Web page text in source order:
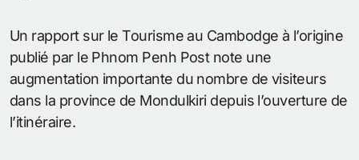
Un rapport sur le Tourisme au Cambodge à l’origine
publié par le Phnom Penh Post note une
augmentation importante du nombre de visiteurs
dans la province de Mondulkiri depuis l’ouverture de
l’itinéraire.